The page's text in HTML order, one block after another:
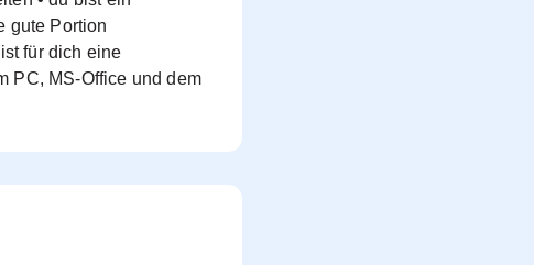
gute Portion
für dich eine
PC, MS-Office und dem